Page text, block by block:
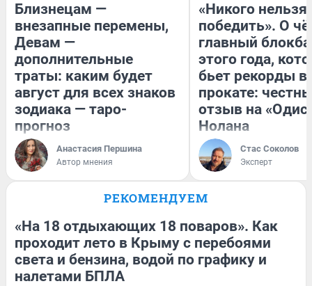
Близнецам —
внезапные перемены,
Девам —
дополнительные
траты: каким будет
август для всех знаков
зодиака — таро-
прогноз
Анастасия Першина
Автор мнения
«Никого нельзя
победить». О
главный
этого года,
бьет рекорды в
прокате:
отзыв на
Нолана
Стас Соколов
Эксперт
РЕКОМЕНДУЕМ
«На 18 отдыхающих 18 поваров». Как
проходит лето в Крыму с перебоями
света и бензина, водой по графику и
налетами БПЛА